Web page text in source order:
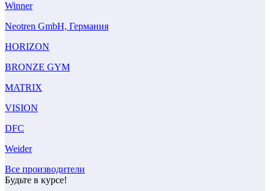
Winner
Neotren GmbH, Германия
HORIZON
BRONZE GYM
MATRIX
VISION
DFC
Weider
Все производители
Будьте в курсе!